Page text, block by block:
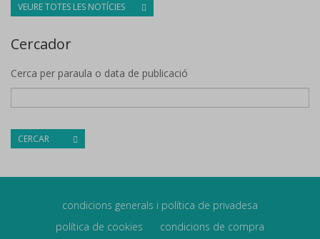
VEURE TOTES LES NOTÍCIES
Cercador
Cerca per paraula o data de publicació
CERCAR
condicions generals i política de privadesa
política de cookies
condicions de compra